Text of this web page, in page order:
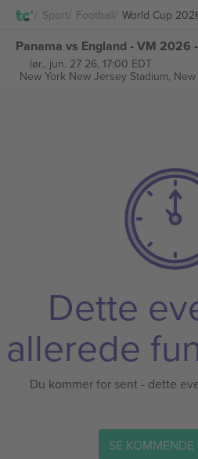
Sport Football World Cup
lør., jun. 27 26, 17:00 EDT
New York New Jersey Stadium, New
Dette
allerede
Du kommer for sent - dette
SE KOMMENDE